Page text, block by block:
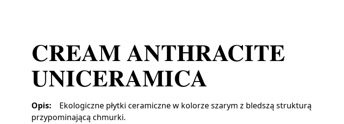
CREAM ANTHRACITE
UNICERAMICA
Opis:
Ekologiczne płytki ceramiczne w kolorze szarym z bledszą strukturą
przypominającą chmurki.